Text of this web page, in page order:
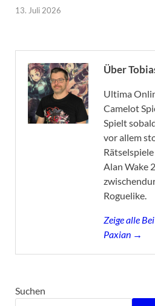
13. Juli 2026
Über
Ultima
Camelot
Spielt
vor allem
Alan Wake
Roguelike.
Zeige alle
Paxian →
Suchen